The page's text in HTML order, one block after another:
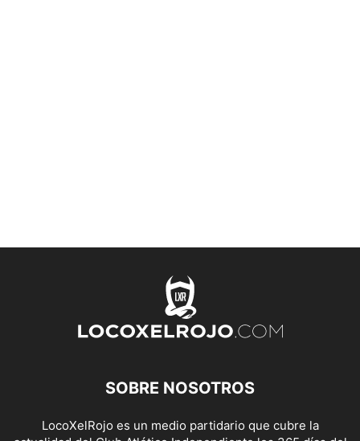
SOBRE NOSOTROS
LocoXelRojo es un medio partidario que cubre la